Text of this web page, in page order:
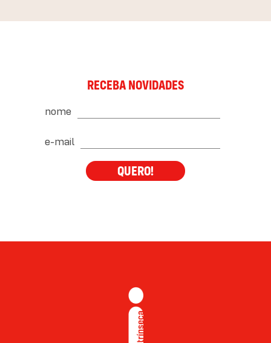
RECEBA NOVIDADES
nome
e-mail
QUERO!